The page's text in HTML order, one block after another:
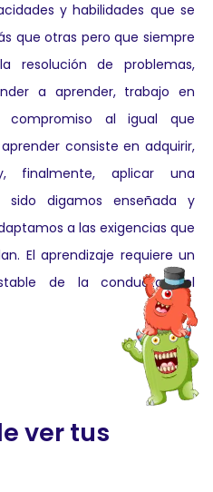
y habilidades que se
que otras pero que siempre
resolución de problemas,
a aprender, trabajo en
compromiso al igual que
consiste en adquirir,
finalmente, aplicar una
digamos enseñada y
a las exigencias que
El aprendizaje requiere un
de la conducta del
ver tus